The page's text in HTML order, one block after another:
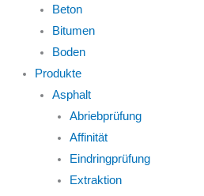
Beton
Bitumen
Boden
Produkte
Asphalt
Abriebprüfung
Affinität
Eindringprüfung
Extraktion